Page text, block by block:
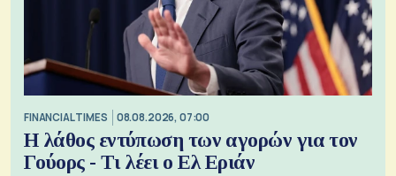
FINANCIAL TIMES 08.08.2026, 07:00
Η λάθος εντύπωση των αγορών για τον
Γούορς - Τι λέει ο Ελ Εριάν